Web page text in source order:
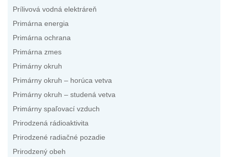
Prílivová vodná elektráreň
Primárna energia
Primárna ochrana
Primárna zmes
Primárny okruh
Primárny okruh – horúca vetva
Primárny okruh – studená vetva
Primárny spaľovací vzduch
Prirodzená rádioaktivita
Prirodzené radiačné pozadie
Prirodzený obeh